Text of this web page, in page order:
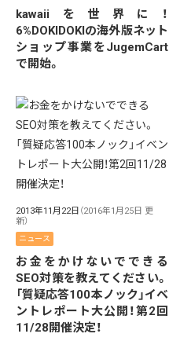
kawaiiを世界に！
6%DOKIDOKIの海外版ネット
ショップ事業をJugemCart
で開始。
2013年11月22日 （2016年1月25日 更
新）
ニュース
お金をかけないでできる
SEO対策を教えてください。
「質疑応答100本ノック」イベ
ントレポート大公開！第2回
11/28開催決定！